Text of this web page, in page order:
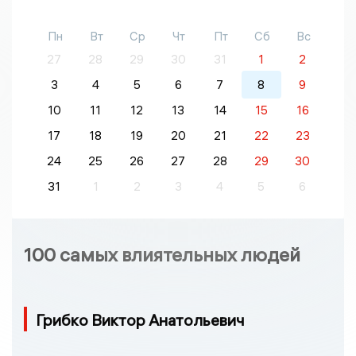
Пн Вт Ср Чт Пт Сб
Вс
27
28 29 30 31 1
2
3
4 5 6 7 8
9
10
11 12 13 14 15
16
17
18 19 20 21 22
23
24
25 26 27 28 29
30
31
1 2 3 4 5 6
100 самых влиятельных людей
Грибко Виктор Анатольевич